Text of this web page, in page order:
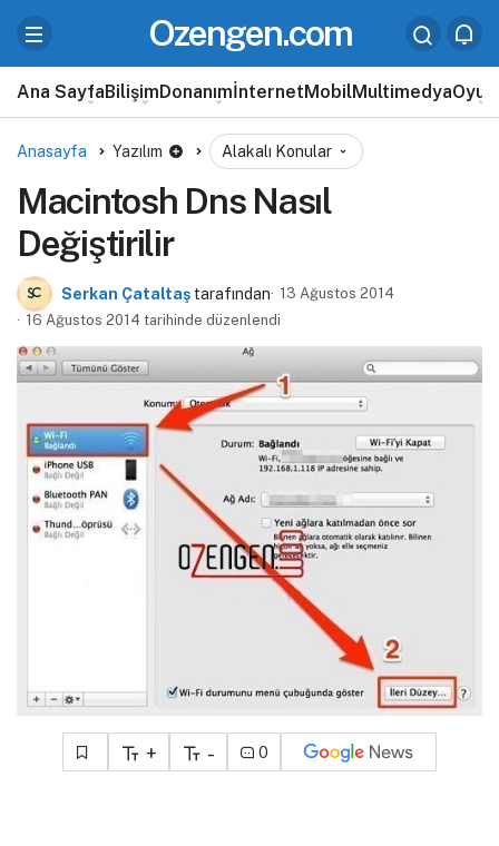
Ozengen.com
Ana SayfaBilişimDonanımİnternetMobilMultimedyaOyun
Anasayfa Yazılım Alakalı Konular
Macintosh Dns Nasıl
Değiştirilir
Serkan Çataltaş tarafından
13 Ağustos 2014
16 Ağustos 2014 tarihinde düzenlendi
+ - 0